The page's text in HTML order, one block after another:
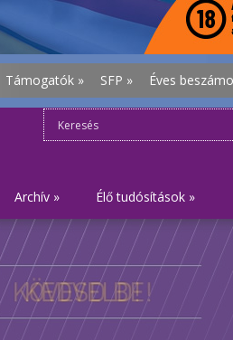
Támogatók » SFP » Éves
Archív » Élő tudósítások »